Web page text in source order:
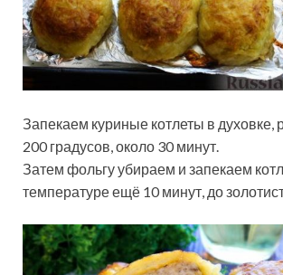
Запекаем куриные котлеты в духовке,
200 градусов, около 30 минут.
Затем фольгу убираем и запекаем
температуре ещё 10 минут, до